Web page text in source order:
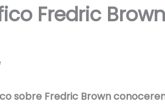
Fredric
sobre Fredric Brown